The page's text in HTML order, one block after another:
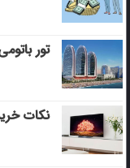
تور
نکات خرید